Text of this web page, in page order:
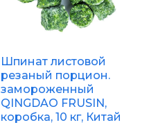
Шпинат листовой
резаный порцион.
замороженный
QINGDAO FRUSIN,
коробка, 10 кг, Китай